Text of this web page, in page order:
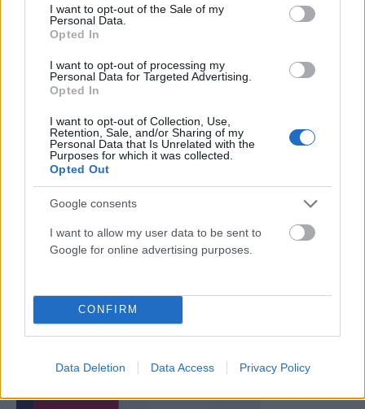
consent section.
I want to opt-out of the Sale of my
Personal Data.
Opted In
I want to opt-out of processing my
Personal Data for Targeted Advertising.
Opted In
I want to opt-out of Collection, Use,
Retention, Sale, and/or Sharing of my
Personal Data that Is Unrelated with the
Purposes for which it was collected.
Opted Out
Google consents
I want to allow my user data to be sent to
Google for online advertising purposes.
CONFIRM
Data Deletion Data Access Privacy Policy
Allan Jay Lichtman: Η Χάρις στις 5 Νοεμβρίου θα είναι
η πρώτη γυναίκα πρόεδρος των ΗΠΑ! (video)
ΑΝΑΡΤΗΘΗΚΕ ΑΠΟΊΩΝ ΠΑΠΑΔΆΚΗΣ 29 ΟΚΤΩΒΡΊΟΥ 2024
του σχετικά με την προεδρία των Ηνωμένων Πολιτειών από…
Πίσω